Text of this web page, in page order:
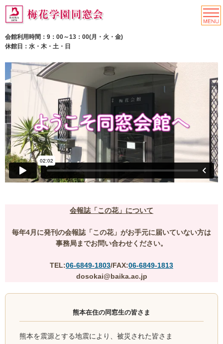
会館利用時間：9：00～13：00(月・火・金)
休館日：水・木・土・日
会報誌「この花」について
毎年4月に発刊の会報誌「この花」がお手元に届いていない方は
事務局までお問い合わせください。
TEL:06-6849-1803/FAX:06-6849-1813
dosokai@baika.ac.jp
熊本在住の同窓生の皆さま
熊本を震源とする地震により、被災された皆さま